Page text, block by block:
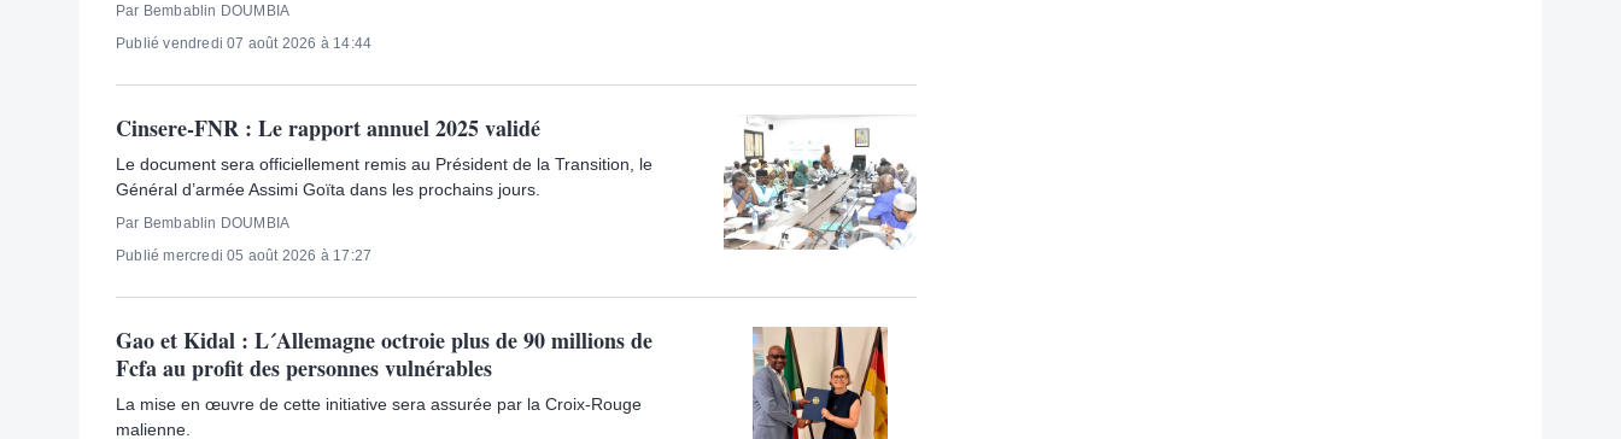
Par Bembablin DOUMBIA
Publié vendredi 07 août 2026 à 14:44
Cinsere-FNR : Le rapport annuel 2025 validé
Le document sera officiellement remis au Président de la Transition, le
Général d’armée Assimi Goïta dans les prochains jours.
Par Bembablin DOUMBIA
Publié mercredi 05 août 2026 à 17:27
Gao et Kidal : L´Allemagne octroie plus de 90 millions de
Fcfa au profit des personnes vulnérables
La mise en œuvre de cette initiative sera assurée par la Croix-Rouge
malienne.